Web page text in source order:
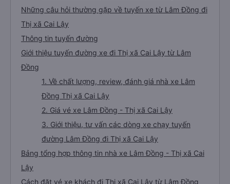
Những câu hỏi thường gặp về tuyến xe từ Lâm Đồng đi
Thị xã Cai Lậy
Thông tin tuyến đường
Giới thiệu tuyến đường xe đi Thị xã Cai Lậy từ Lâm
Đồng
1. Về chất lượng, review, đánh giá nhà xe Lâm
Đồng Thị xã Cai Lậy
2. Giá vé xe Lâm Đồng - Thị xã Cai Lậy
3. Giới thiệu, tư vấn các dòng xe chạy tuyến
đường Lâm Đồng đi Thị xã Cai Lậy
Bảng tổng hợp thông tin nhà xe Lâm Đồng - Thị xã Cai
Lậy
Cách đặt vé xe khách đi Thị xã Cai Lậy từ Lâm Đồng